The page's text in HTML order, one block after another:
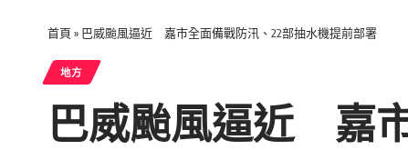
首頁 » 巴威颱風逼近 嘉市全面備戰防汛、22部抽水機提前部署
地方
巴威颱風逼近 嘉